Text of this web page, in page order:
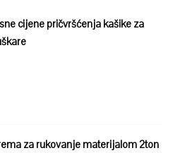
cijene pričvršćenja kašike za
za rukovanje materijalom 2ton